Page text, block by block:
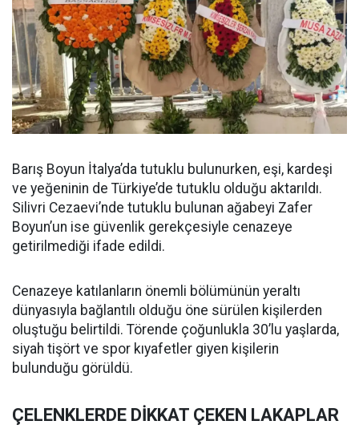
Barış Boyun İtalya’da tutuklu bulunurken, eşi, kardeşi
ve yeğeninin de Türkiye’de tutuklu olduğu aktarıldı.
Silivri Cezaevi’nde tutuklu bulunan ağabeyi Zafer
Boyun’un ise güvenlik gerekçesiyle cenazeye
getirilmediği ifade edildi.
Cenazeye katılanların önemli bölümünün yeraltı
dünyasıyla bağlantılı olduğu öne sürülen kişilerden
oluştuğu belirtildi. Törende çoğunlukla 30’lu yaşlarda,
siyah tişört ve spor kıyafetler giyen kişilerin
bulunduğu görüldü.
ÇELENKLERDE DİKKAT ÇEKEN LAKAPLAR